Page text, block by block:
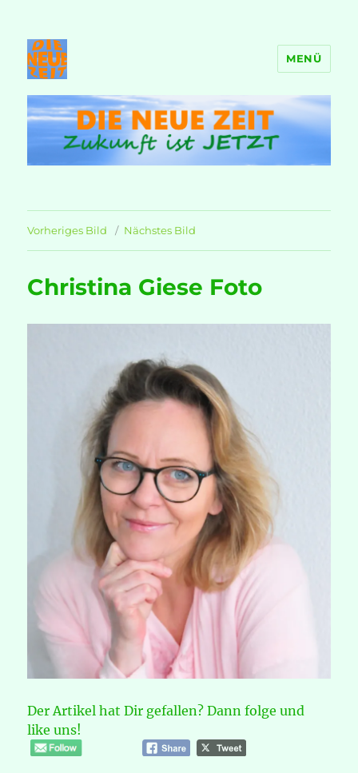
DIE NEUE ZEIT
MENÜ
Vorheriges Bild Nächstes Bild
Christina Giese Foto
Der Artikel hat Dir gefallen? Dann folge und
like uns!